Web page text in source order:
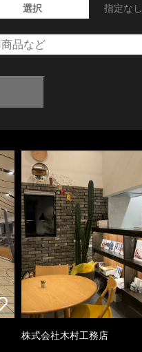
選択 指定なし
株式会社木村工務店